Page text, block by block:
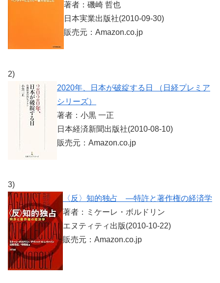
著者：磯崎 哲也
日本実業出版社(2010-09-30)
販売元：Amazon.co.jp
2)
2020年、日本が破綻する日 （日経プレミア
シリーズ）
著者：小黒 一正
日本経済新聞出版社(2010-08-10)
販売元：Amazon.co.jp
3)
〈反〉知的独占 ―特許と著作権の経済学
著者：ミケーレ・ボルドリン
エヌティティ出版(2010-10-22)
販売元：Amazon.co.jp